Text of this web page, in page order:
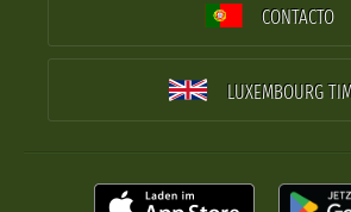
CONTACTO
LUXEMBOURG